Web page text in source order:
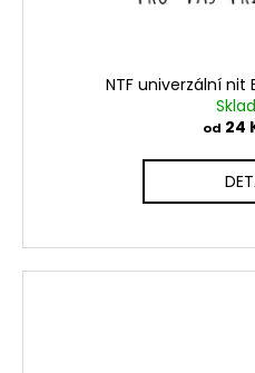
NTF univerzální nit
od 24